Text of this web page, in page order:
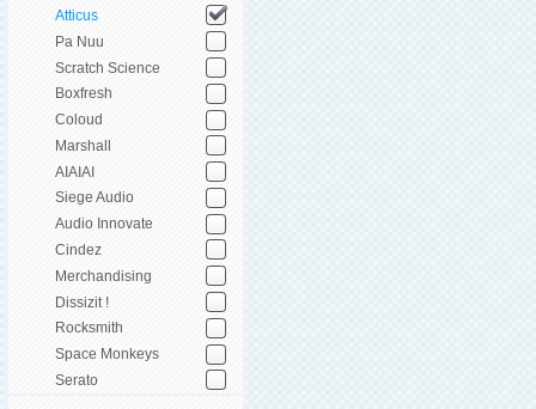
Atticus
Pa Nuu
Scratch Science
Boxfresh
Coloud
Marshall
AIAIAI
Siege Audio
Audio Innovate
Cindez
Merchandising
Dissizit !
Rocksmith
Space Monkeys
Serato